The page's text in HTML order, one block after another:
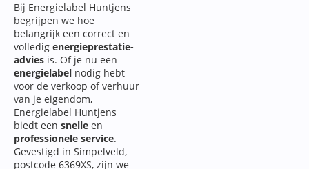
Bij Energielabel Huntjens
begrijpen we hoe
belangrijk een correct en
volledig energieprestatie-
advies is. Of je nu een
energielabel nodig hebt
voor de verkoop of verhuur
van je eigendom,
Energielabel Huntjens
biedt een snelle en
professionele service.
Gevestigd in Simpelveld,
postcode 6369XS, zijn we